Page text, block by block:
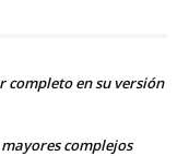
completo en su versión
complejos